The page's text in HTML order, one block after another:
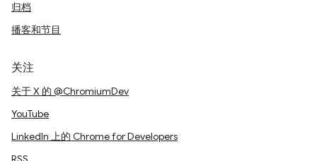
归档
播客和节目
关注
关于 X 的 @ChromiumDev
YouTube
LinkedIn 上的 Chrome for Developers